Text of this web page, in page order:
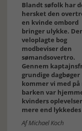
Blandt søfolk har
hersket den
en kvinde ombord
bringer ulykke.
veloplagte bog
modbeviser den
sømandsovertro.
Gennem
grundige dagbøger
kommer vi med
barken var
kvinders
mere end
Af Michael Koch